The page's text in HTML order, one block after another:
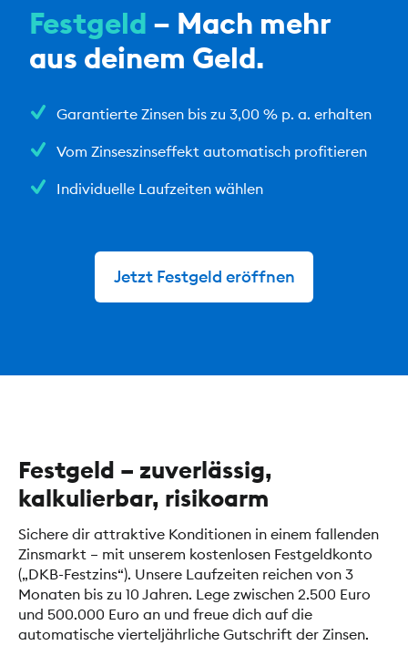
Festgeld – Mach mehr
aus deinem Geld.
Garantierte Zinsen bis zu 3,00 % p. a. erhalten
Vom Zinseszinseffekt automatisch profitieren
Individuelle Laufzeiten wählen
Jetzt Festgeld eröffnen
Festgeld – zuverlässig,
kalkulierbar, risikoarm
Sichere dir attraktive Konditionen in einem fallenden
Zinsmarkt – mit unserem kostenlosen Festgeldkonto
(„DKB-Festzins“). Unsere Laufzeiten reichen von 3
Monaten bis zu 10 Jahren. Lege zwischen 2.500 Euro
und 500.000 Euro an und freue dich auf die
automatische vierteljährliche Gutschrift der Zinsen.